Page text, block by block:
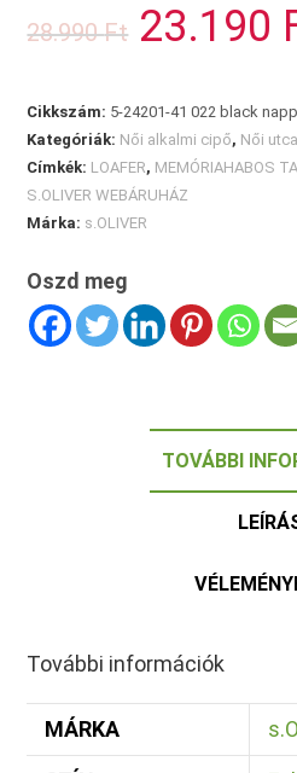
28.990Ft
Original
price
was:
23.190
Cikkszám: 5-24201-41 022 black
Kategóriák: Női alkalmi cipő, Női
Címkék: LOAFER, MEMÓRIAHABOS
S.OLIVER WEBÁRUHÁZ
Márka: s.OLIVER
Oszd meg
TOVÁBBI
További információk
MÁRKA